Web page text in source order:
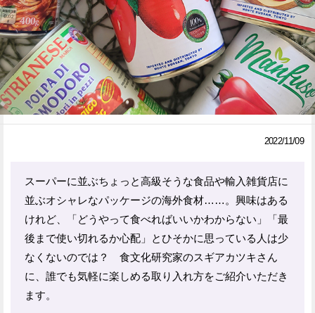
検
索
ウートピとは？
Facebook
ェ
ア
る
Twitter
ェ
ア
る
2022/11/09
スーパーに並ぶちょっと高級そうな食品や輸入雑貨店に
並ぶオシャレなパッケージの海外食材……。興味はある
けれど、「どうやって食べればいいかわからない」「最
後まで使い切れるか心配」とひそかに思っている人は少
なくないのでは？ 食文化研究家のスギアカツキさん
に、誰でも気軽に楽しめる取り入れ方をご紹介いただき
ます。